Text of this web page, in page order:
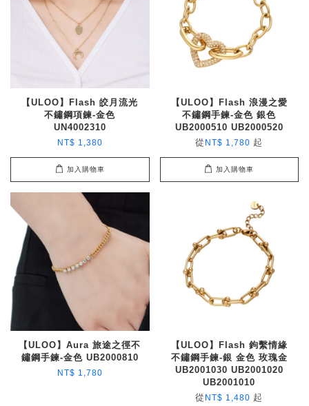
【ULOO】Flash 皎月流光
不鏽鋼項鍊-金色
UN4002310
NT$ 1,380
加入購物車
【ULOO】Flash 浪漫之愛
不鏽鋼手鍊-金色 銀色
UB2000510 UB2000520
從 NT$ 1,780 起
加入購物車
【ULOO】Aura 旅途之徑不
鏽鋼手鍊-金色 UB2000810
NT$ 1,780
【ULOO】Flash 鉤繫情緣
不鏽鋼手鍊-銀 金色 玫瑰金
UB2001030 UB2001020
UB2001010
從 NT$ 1,480 起